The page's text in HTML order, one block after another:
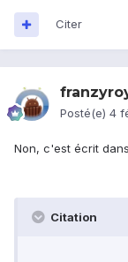
Citer
Posté(e) 4
Non, c'est écrit dans
Citation